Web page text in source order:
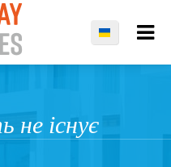
не існує